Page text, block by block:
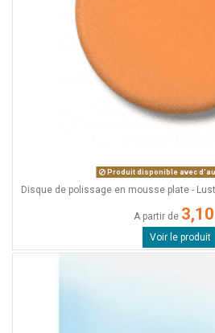
Produit disponible avec
Disque de polissage en mousse plate -
A partir de
Voir le produit